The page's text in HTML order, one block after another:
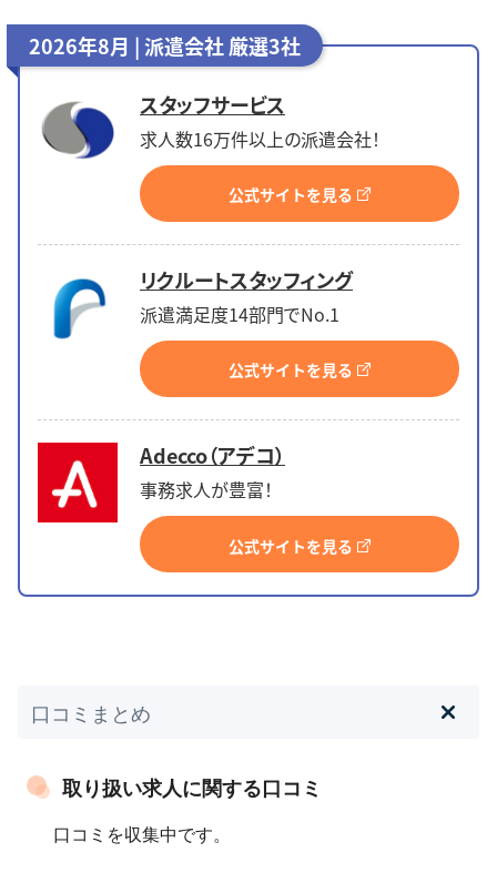
2026年8月 | 派遣会社 厳選3社
スタッフサービス
求人数16万件以上の派遣会社！
公式サイトを見る
リクルートスタッフィング
派遣満足度14部門でNo.1
公式サイトを見る
Adecco（アデコ）
事務求人が豊富！
公式サイトを見る
口コミまとめ
取り扱い求人に関する口コミ
口コミを収集中です。